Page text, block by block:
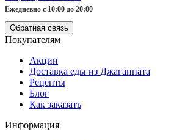
Ежедневно с 10:00 до 20:00
Обратная связь
Покупателям
Акции
Доставка еды из Джаганната
Рецепты
Блог
Как заказать
Информация